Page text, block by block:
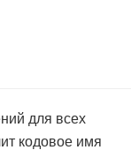
для всех
кодовое имя